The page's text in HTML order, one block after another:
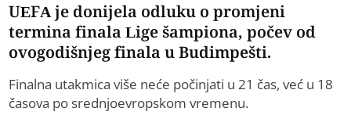
UEFA je donijela odluku o promjeni
termina finala Lige šampiona, počev od
ovogodišnjeg finala u Budimpešti.
Finalna utakmica više neće počinjati u 21 čas, već u 18
časova po srednjoevropskom vremenu.